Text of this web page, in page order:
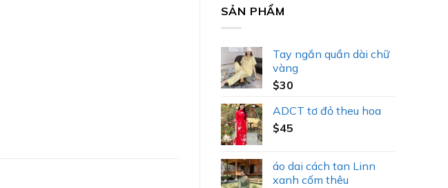
SẢN PHẨM
Tay ngắn quần dài chữ
vàng
$30
ADCT tơ đỏ theu hoa
$45
áo dai cách tan Linn
xanh cốm thêu